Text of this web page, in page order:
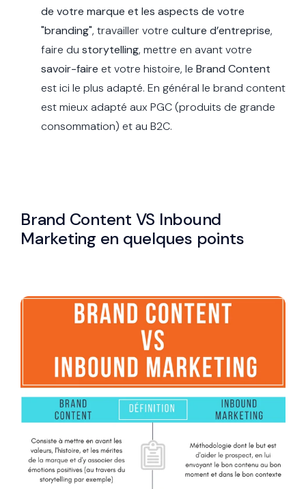
de votre marque et les aspects de votre
"branding", travailler votre culture d’entreprise,
faire du storytelling, mettre en avant votre
savoir-faire et votre histoire, le Brand Content
est ici le plus adapté. En général le brand content
est mieux adapté aux PGC (produits de grande
consommation) et au B2C.
Brand Content VS Inbound
Marketing en quelques points